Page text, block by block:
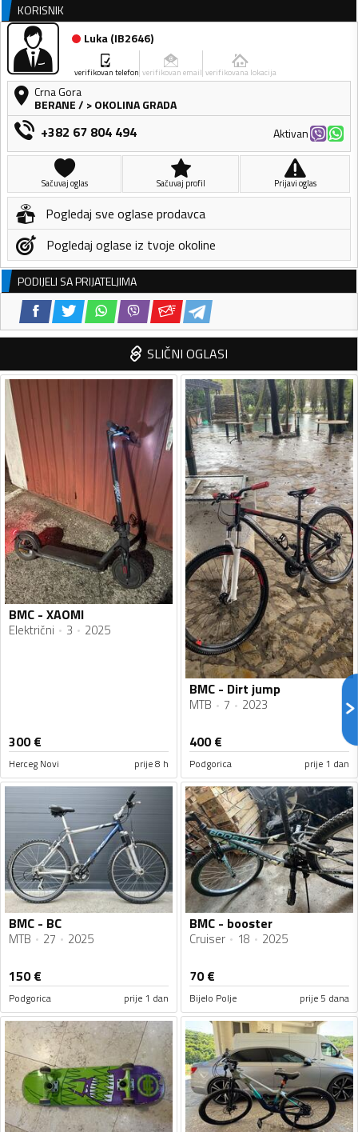
KORISNIK
Luka(IB2646)
verifikovan telefon verifikovan email verifikovana lokacija
Crna Gora
BERANE/ > OKOLINA GRADA
+382 67 804 494 Aktivan
Sačuvaj oglas Sačuvaj profil Prijavi oglas
Pogledaj sve oglase prodavca
Pogledaj oglase iz tvoje okoline
PODIJELI SA PRIJATELJIMA
SLIČNI OGLASI
BMC - XAOMI
Električni 3 2025
300€
Herceg Novi prije 8 h
BMC - Dirt jump
MTB 7 2023
400€
Podgorica prije 1 dan
BMC - BC
MTB 27 2025
150€
Podgorica prije 1 dan
BMC - booster
Cruiser 18 2025
70€
Bijelo Polje prije 5 dana